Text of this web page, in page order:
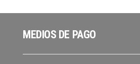
MEDIOS DE PAGO